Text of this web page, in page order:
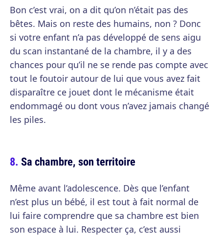
Bon c’est vrai, on a dit qu’on n’était pas des
bêtes. Mais on reste des humains, non ? Donc
si votre enfant n’a pas développé de sens aigu
du scan instantané de la chambre, il y a des
chances pour qu’il ne se rende pas compte avec
tout le foutoir autour de lui que vous avez fait
disparaître ce jouet dont le mécanisme était
endommagé ou dont vous n’avez jamais changé
les piles.
Sa chambre, son territoire
Même avant l’adolescence. Dès que l’enfant
n’est plus un bébé, il est tout à fait normal de
lui faire comprendre que sa chambre est bien
son espace à lui. Respecter ça, c’est aussi